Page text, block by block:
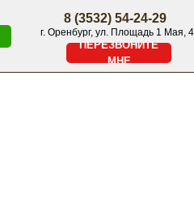
ПЕРЕЗВОНИТЕ
МНЕ
8 (3532) 54-24-29
г. Оренбург, ул. Площадь 1 Мая, 4